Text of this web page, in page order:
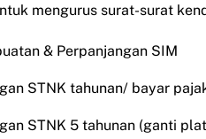
mengurus surat-surat
& Perpanjangan SIM
STNK tahunan/ bayar
STNK 5 tahunan (ganti